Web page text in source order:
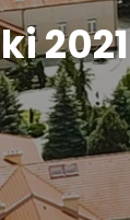
2021